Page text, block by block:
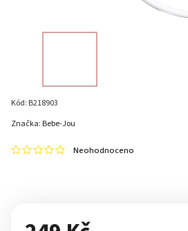
Kód: B218903
Neohodnoceno
Značka: Bebe-Jou